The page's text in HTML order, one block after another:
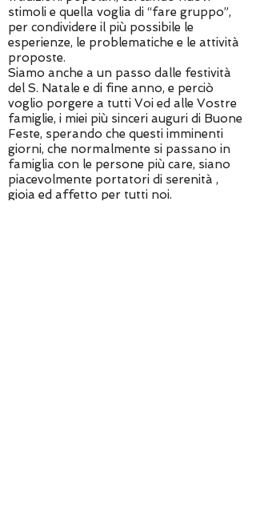
stimoli e quella voglia di “fare gruppo”,
per condividere il più possibile le
esperienze, le problematiche e le attività
proposte.
Siamo anche a un passo dalle festività
del S. Natale e di fine anno, e perciò
voglio porgere a tutti Voi ed alle Vostre
famiglie, i miei più sinceri auguri di Buone
Feste, sperando che questi imminenti
giorni, che normalmente si passano in
famiglia con le persone più care, siano
piacevolmente portatori di serenità ,
gioia ed affetto per tutti noi.